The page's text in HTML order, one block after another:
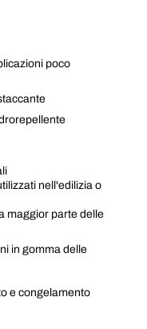
poco
nell'edilizia o
maggior parte delle
in gomma delle
e congelamento